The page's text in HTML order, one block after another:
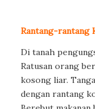
Rantang-rantang
Di tanah
Ratusan orang
kosong liar.
dengan rantang